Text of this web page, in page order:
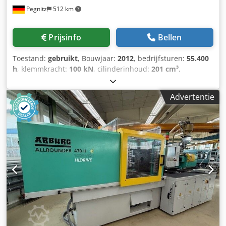
(Pos 060/25) • Verwarmingsbandtemperatuur tot 450 °C
(Pos 061/10) • Zonder trechter (Pos 600/06) • Servo-
geregelde, programmeerbare sproeiercontactkracht (Pos
Vijfpunts dubbele kniehefboom met servo-elektrische
verstelling • Elektrische matrijshoogteverstelling •
Voorbereid voor montage van een lineaire robot op de
vaste drukplaat • Matrijsbescherming via
uitwerperpositiebewaking (Pos 605/05) • Machinevoeten
(Pos 605/03) • Snelkoppeling voor uitwerpstaaf (Pos 605/06)
• Elektrische uitwerper met positiecontrole (Pos 381/05) •
Programmeerbare hydraulische kern voor parallelle
bewegingen (Pos 382/00) • Luchtblaaseenheid 1 met
drukregelaar (Pos 361/01) • Machinekoelcircuits, regelbaar
en programmeerbaar (Pos 525/02) • Koelwaterverdeler met
4 manueel regelbare circuits (Pos 512/04) • Besturing,
elektrische kast, interfaces: • Selogica besturing •
Softwarepakketten (Pos 555: Uitgebreide mechanische
cyclusregelingen; Uitgebreide bewegingen;
Productiecontrole; Optimalisatie/operatorhulp;
Pegnitz 512 km
Prijsinfo Bellen
Toestand: gebruikt, Bouwjaar: 2012, bedrijfsturen: 55.400
h, klemmkracht: 100 kN, cilinderinhoud: 201 cm³,
, totaalgewicht:
schroeftransporteur diameter:40 mm, Vrachtbasis: af
locatie Chsdpfx Akjylpy Aj Uea Levertijd: in overleg
Betalingsvoorwaarden: 100% vóór aanvaarding van de
machine, strikt netto
Advertentie